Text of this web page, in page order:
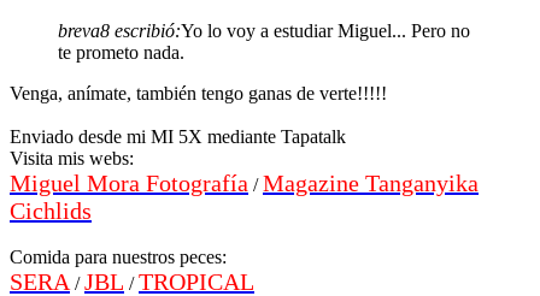
breva8 escribió:Yo lo voy a estudiar Miguel... Pero no
te prometo nada.
Venga, anímate, también tengo ganas de verte!!!!!
Enviado desde mi MI 5X mediante Tapatalk
Visita mis webs:
Miguel Mora Fotografía /Magazine Tanganyika
Cichlids
Comida para nuestros peces:
SERA /JBL /TROPICAL